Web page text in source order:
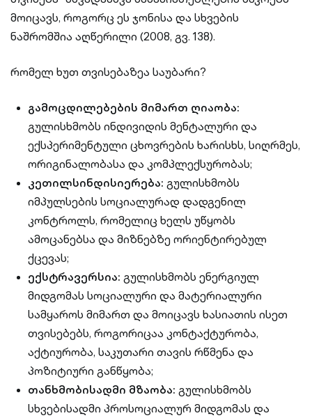
მოიცავს, როგორც ეს ჯონისა და სხვების
ნაშრომშია აღწერილი (2008, გვ. 138).
რომელ ხუთ თვისებაზეა საუბარი?
გამოცდილებების მიმართ ღიაობა:
გულისხმობს ინდივიდის მენტალური და
ექსპერიმენტული ცხოვრების ხარისხს, სიღრმეს,
ორიგინალობასა და კომპლექსურობას;
კეთილსინდისიერება: გულისხმობს
იმპულსების სოციალურად დადგენილ
კონტროლს, რომელიც ხელს უწყობს
ამოცანებსა და მიზნებზე ორიენტირებულ
ქცევას;
ექსტრავერსია: გულისხმობს ენერგიულ
მიდგომას სოციალური და მატერიალური
სამყაროს მიმართ და მოიცავს ხასიათის ისეთ
თვისებებს, როგორიცაა კონტაქტურობა,
აქტიურობა, საკუთარი თავის რწმენა და
პოზიტიური განწყობა;
თანხმობისადმი მზაობა: გულისხმობს
სხვებისადმი პროსოციალურ მიდგომას და